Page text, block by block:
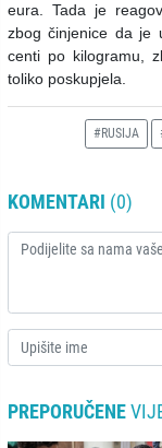
eura. Tada je
zbog činjenice da je
centi po kilogramu,
toliko poskupjela.
#RUSIJA
KOMENTARI (0)
PREPORUČENE